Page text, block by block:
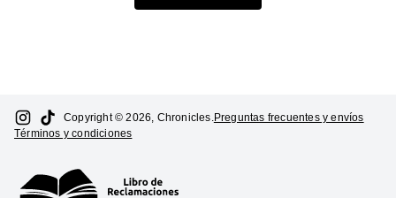
Copyright © 2026, Chronicles.Preguntas frecuentes y envíos
Términos y condiciones